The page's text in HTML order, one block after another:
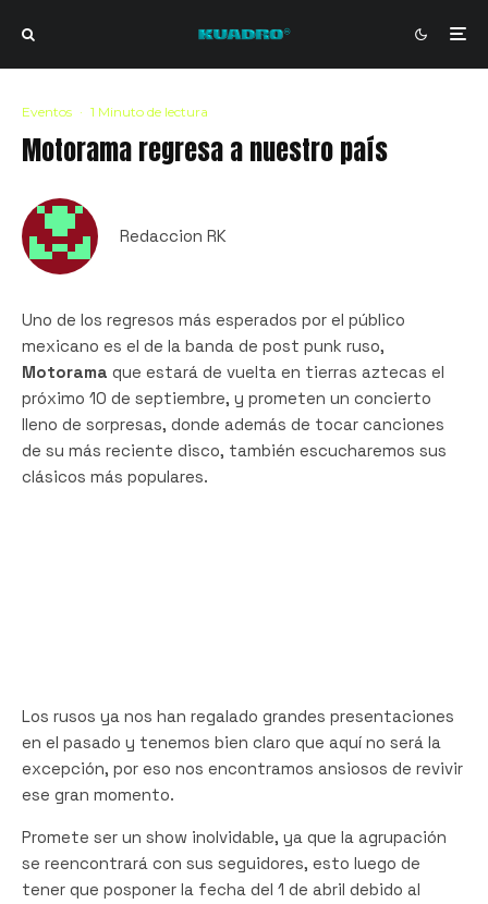
Eventos · 1 Minuto de lectura
Motorama regresa a nuestro país
Redaccion RK
Uno de los regresos más esperados por el público
mexicano es el de la banda de post punk ruso,
Motorama que estará de vuelta en tierras aztecas el
próximo 10 de septiembre, y prometen un concierto
lleno de sorpresas, donde además de tocar canciones
de su más reciente disco, también escucharemos sus
clásicos más populares.
Los rusos ya nos han regalado grandes presentaciones
en el pasado y tenemos bien claro que aquí no será la
excepción, por eso nos encontramos ansiosos de revivir
ese gran momento.
Promete ser un show inolvidable, ya que la agrupación
se reencontrará con sus seguidores, esto luego de
tener que posponer la fecha del 1 de abril debido al